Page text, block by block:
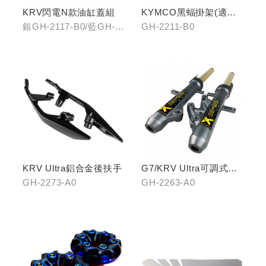
KRV閃電N款油缸蓋組
銀GH-2117-B0/藍GH-
KYMCO黑蝠掛架(適用
原車可收折掛
GH-2211-B0
KRV Ultra鋁合金後扶手
GH-2273-A0
G7/KRV Ultra可調式倒
立機構前叉組
GH-2263-A0